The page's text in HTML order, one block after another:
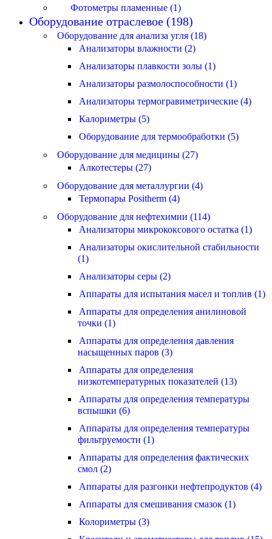
Фотометры пламенные (1)
Оборудование отраслевое (198)
Оборудование для анализа угля (18)
Анализаторы влажности (2)
Анализаторы плавкости золы (1)
Анализаторы размолоспособности (1)
Анализаторы термогравиметрические (4)
Калориметры (5)
Оборудование для термообработки (5)
Оборудование для медицины (27)
Алкотестеры (27)
Оборудование для металлургии (4)
Термопары Positherm (4)
Оборудование для нефтехимии (114)
Анализаторы микрококсового остатка (1)
Анализаторы окислительной стабильности
(1)
Анализаторы серы (2)
Аппараты для испытания масел и топлив (1)
Аппараты для определения анилиновой
точки (1)
Аппараты для определения давления
насыщенных паров (3)
Аппараты для определения
низкотемпературных показателей (13)
Аппараты для определения температуры
вспышки (6)
Аппараты для определения температуры
фильтруемости (1)
Аппараты для определения фактических
смол (2)
Аппараты для разгонки нефтепродуктов (4)
Аппараты для смешивания смазок (1)
Колориметры (3)